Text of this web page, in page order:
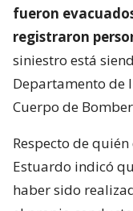
fueron
registraron
siniestro está
Departamento de
Cuerpo de
Respecto de
Estuardo indicó
haber sido